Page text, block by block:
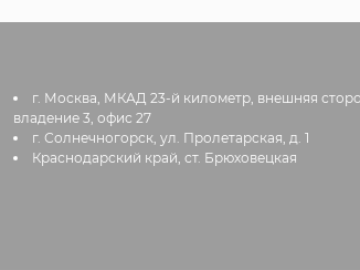
г. Москва, МКАД 23-й километр, внешняя
владение 3, офис 27
г. Солнечногорск, ул. Пролетарская, д. 1
Краснодарский край, ст. Брюховецкая